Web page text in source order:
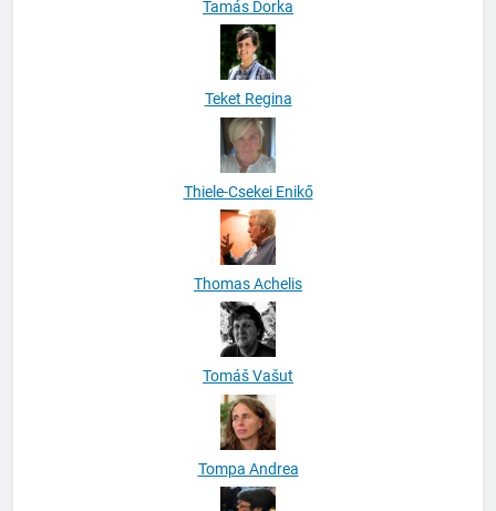
Tamás Dorka
Teket Regina
Thiele-Csekei Enikő
Thomas Achelis
Tomáš Vašut
Tompa Andrea